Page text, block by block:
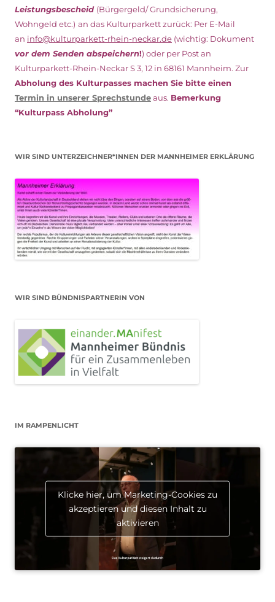
Leistungsbescheid (Bürgergeld/ Grundsicherung,
Wohngeld etc.) an das Kulturparkett zurück: Per E-Mail
an info@kulturparkett-rhein-neckar.de (wichtig: Dokument
vor dem Senden abspeichern!) oder per Post an
Kulturparkett-Rhein-Neckar S 3, 12 in 68161 Mannheim. Zur
Abholung des Kulturpasses machen Sie bitte einen
Termin in unserer Sprechstundeaus. Bemerkung
“Kulturpass Abholung”
WIR SIND UNTERZEICHNER*INNEN DER MANNHEIMER ERKLÄRUNG
WIR SIND BÜNDNISPARTNERIN VON
IM RAMPENLICHT
Klicke hier, um Marketing-Cookies zu
akzeptieren und diesen Inhalt zu
aktivieren